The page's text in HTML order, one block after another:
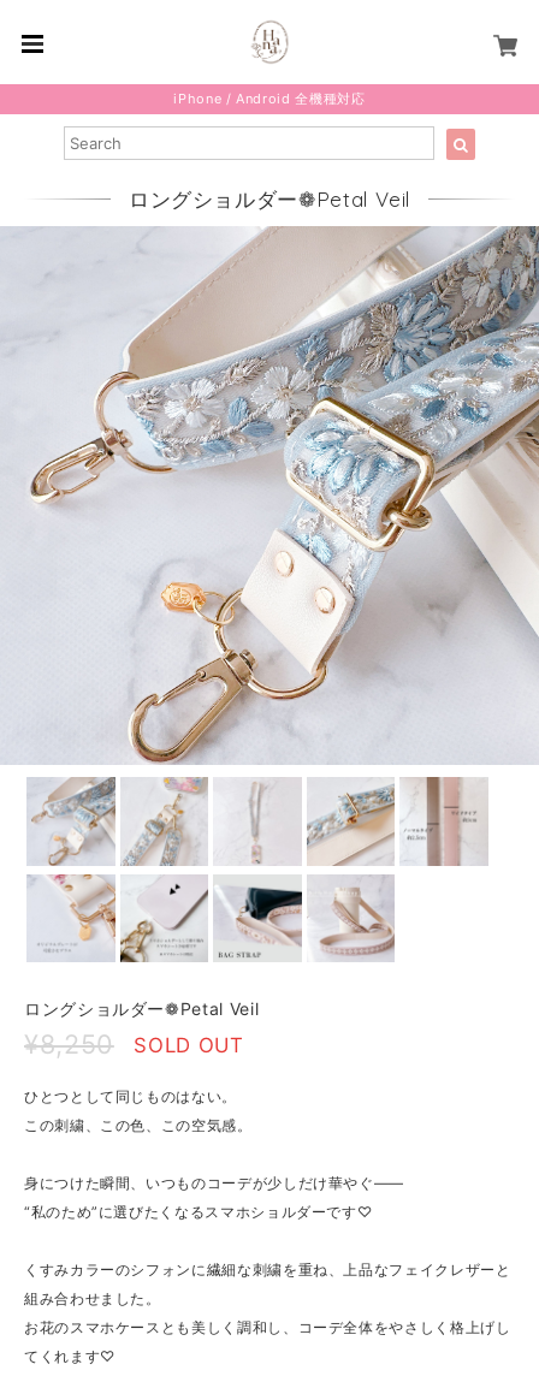
iPhone / Android 全機種対応
ロングショルダー❁Petal Veil
ロングショルダー❁Petal Veil
¥8,250 SOLD OUT
ひとつとして同じものはない。
この刺繍、この色、この空気感。
身につけた瞬間、いつものコーデが少しだけ華やぐ——
“私のため”に選びたくなるスマホショルダーです♡
くすみカラーのシフォンに繊細な刺繍を重ね、上品なフェイクレザーと
組み合わせました。
お花のスマホケースとも美しく調和し、コーデ全体をやさしく格上げし
てくれます♡